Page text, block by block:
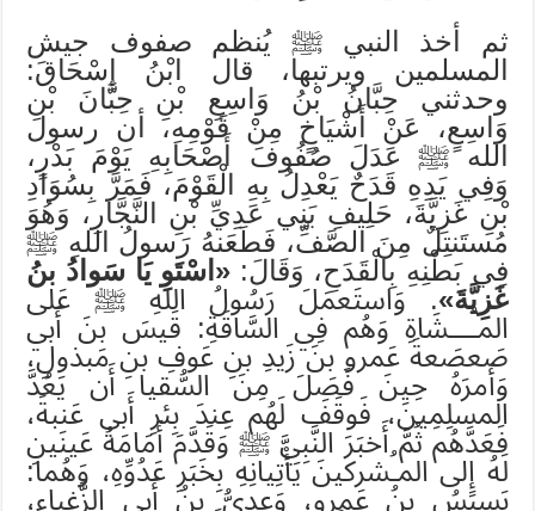
ثم أخذ النبي ﷺ يُنظم صفوف جيش
المسلمين ويرتبها، قال ابْنُ إِسْحَاقَ:
وحدثني حِبَّانُ بْنُ وَاسِعِ بْنِ حِبَّانَ بْنِ
وَاسِعٍ، عَنْ أَشْيَاخٍ مِنْ قَوْمِهِ، أن رسول
الله ﷺ عَدَلَ صُفُوفَ أَصْحَابِهِ يَوْمَ بَدْرٍ،
وَفِي يَدِهِ قَدَحٌ يَعْدِلُ بِهِ الْقَوْمَ، فَمَرَّ بِسُوَادِ
بْنِ غَزِيَّةَ، حَلِيفِ بَنِي عَدِيِّ بْنِ النَّجَّارِ، وَهُوَ
مُستَنتِلٌ مِنَ الصَّفِّ، فَطَعَنهُ رَسولُ اللهِ ﷺ
فِي بَطْنِهِ بِالْقَدَحِ، وَقَالَ: «اسْتَوِ يَا سَوادُ بنُ
غَزِيَّةَ». وَاستَعمَلَ رَسُولُ اللهِ ﷺ عَلى
المـُـــشَاةِ وَهُم فِي السَّاقَةِ: قَيسَ بنَ أَبي
صَعصَعةَ عَمرو بنَ زَيدِ بنِ عَوفِ بنِ مَبذولِ،
وَأَمرَهُ حِينَ فَصَلَ مِنَ السُّقيا أَن يَعُدَّ
المسلِمِينَ، فَوقَفَ لَهُم عِندَ بِئرِ أَبي عَنبةَ،
فَعَدَّهُم ثُمَّ أَخبَرَ النَّبِيَّ ﷺ وَقَدَّمَ أَمَامَهُ عَينَينِ
لَهُ إِلى المـُشركينَ يَأْتِيانِهِ بِخَبَرِ عَدُوِّهِ، وَهُما:
بَسبَسُ بنُ عَمرو، وَعدِيُّ بنُ أَبي الزَّغباءِ،